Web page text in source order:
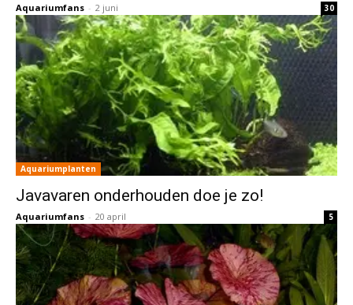
Aquariumfans - 2 juni 30
Aquariumplanten
Javavaren onderhouden doe je zo!
Aquariumfans - 20 april 5